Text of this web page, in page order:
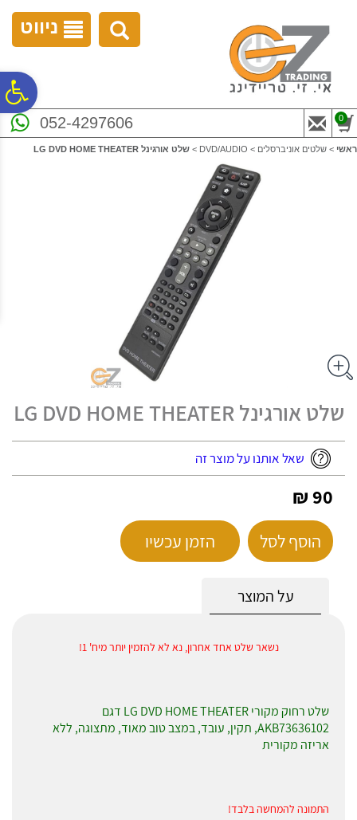
נגישות
ניווט
052-4297606 0
ראשי > שלטים אוניברסלים >
DVD/AUDIO
> שלט אורגינל LG DVD HOME THEATER
שלט אורגינל LG DVD HOME THEATER
שאל אותנו על מוצר זה
90 ₪
הוסף לסל הזמן עכשיו
על המוצר
נשאר שלט אחד אחרון, נא לא להזמין יותר מיח' 1!
שלט רחוק מקורי LG DVD HOME THEATER דגם
AKB73636102, תקין, עובד, במצב טוב מאוד, מתצוגה, ללא
אריזה מקורית
התמונה להמחשה בלבד!